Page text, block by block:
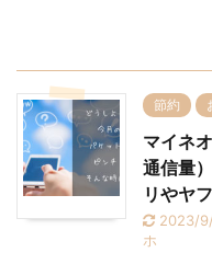
節約
マイネ
通信量
リやヤ
2023/
ホ